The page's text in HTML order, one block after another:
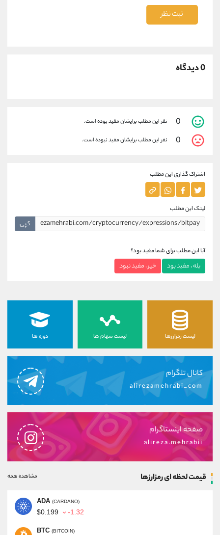
ثبت نظر
0 دیدگاه
0 نفر این مطلب برایشان مفید بوده است.
0 نفر این مطلب برایشان مفید نبوده است.
اشتراک گذاری این مطلب
لینک این مطلب
کپی
آیا این مطلب برای شما مفید بود؟
بله ، مفید بود خیر ، مفید نبود
لیست رمزارزها لیست سهام ها دوره ها
کانال تلگرام
alirezamehrabi_com
صفحه اینستاگرام
alireza.mehrabii
قیمت لحظه ای رمزارزها مشاهده همه
ADA (CARDANO)
$0.199 -1.32
BTC (BITCOIN)